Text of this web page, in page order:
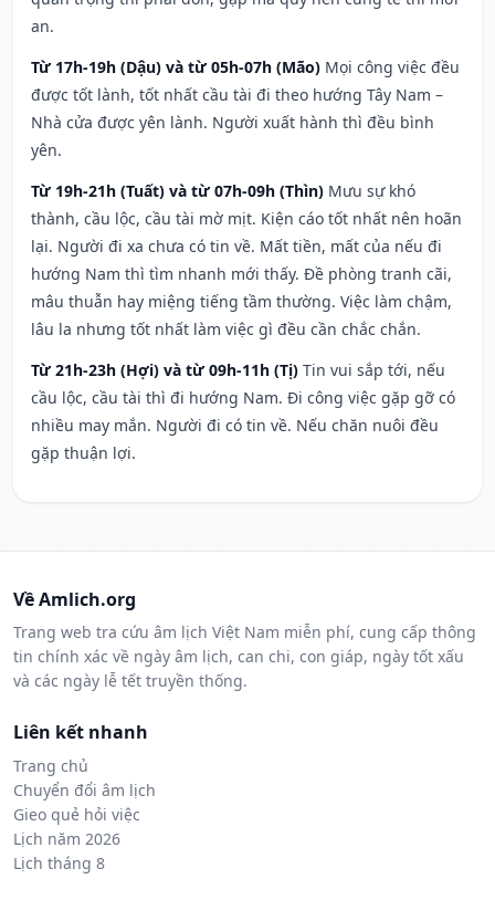
an.
Từ 17h-19h (Dậu) và từ 05h-07h (Mão) Mọi công việc đều
được tốt lành, tốt nhất cầu tài đi theo hướng Tây Nam –
Nhà cửa được yên lành. Người xuất hành thì đều bình
yên.
Từ 19h-21h (Tuất) và từ 07h-09h (Thìn) Mưu sự khó
thành, cầu lộc, cầu tài mờ mịt. Kiện cáo tốt nhất nên hoãn
lại. Người đi xa chưa có tin về. Mất tiền, mất của nếu đi
hướng Nam thì tìm nhanh mới thấy. Đề phòng tranh cãi,
mâu thuẫn hay miệng tiếng tầm thường. Việc làm chậm,
lâu la nhưng tốt nhất làm việc gì đều cần chắc chắn.
Từ 21h-23h (Hợi) và từ 09h-11h (Tị) Tin vui sắp tới, nếu
cầu lộc, cầu tài thì đi hướng Nam. Đi công việc gặp gỡ có
nhiều may mắn. Người đi có tin về. Nếu chăn nuôi đều
gặp thuận lợi.
Về Amlich.org
Trang web tra cứu âm lịch Việt Nam miễn phí, cung cấp thông
tin chính xác về ngày âm lịch, can chi, con giáp, ngày tốt xấu
và các ngày lễ tết truyền thống.
Liên kết nhanh
Trang chủ
Chuyển đổi âm lịch
Gieo quẻ hỏi việc
Lịch năm 2026
Lịch tháng 8